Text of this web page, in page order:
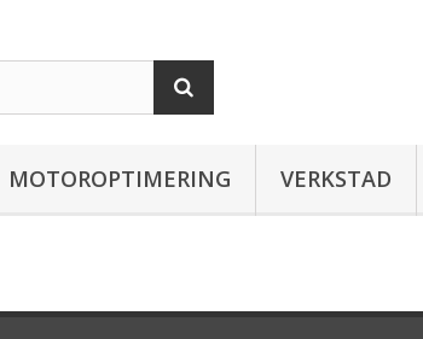
MOTOROPTIMERING VERKSTAD